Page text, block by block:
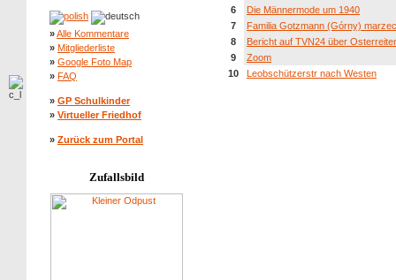
»Alle Kommentare
» Mitgliederliste
» Google Foto Map
» FAQ
» GP Schulkinder
» Virtueller Friedhof
» Zurück zum Portal
Zufallsbild
6
Die Männermode um 1940
7
Familia Gotzmann (Górny)
8
Bericht auf TVN24 über
9
Zoom
10
Leobschützerstr nach Westen